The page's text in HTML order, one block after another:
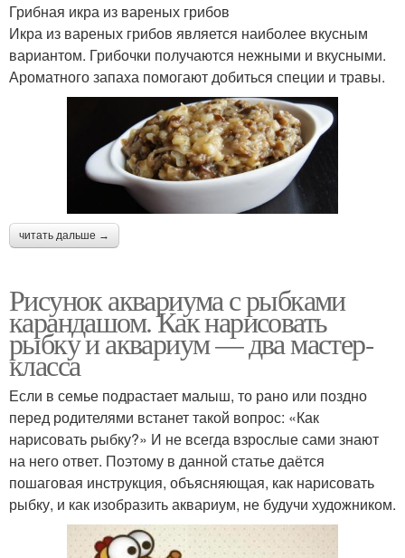
Грибная икра из вареных грибов
Икра из вареных грибов является наиболее вкусным
вариантом. Грибочки получаются нежными и вкусными.
Ароматного запаха помогают добиться специи и травы.
читать дальше →
Рисунок аквариума с рыбками
карандашом. Как нарисовать
рыбку и аквариум — два мастер-
класса
Если в семье подрастает малыш, то рано или поздно
перед родителями встанет такой вопрос: «Как
нарисовать рыбку?» И не всегда взрослые сами знают
на него ответ. Поэтому в данной статье даётся
пошаговая инструкция, объясняющая, как нарисовать
рыбку, и как изобразить аквариум, не будучи художником.